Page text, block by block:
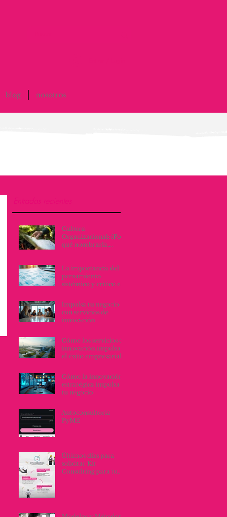
blog nosotros
Cultura
Organizacional: ¿Por
qué nombrarla,
La importancia del
pensamiento
sistémico y crítico en
y servicios
organizacionales
Impulsa tu negocio
con servicios de
innovación
Cómo los servicios de
innovación impulsan
el éxito empresarial
Cómo la innovación
estratégica impulsa
tu negocio
Autoconsultoria
PyME
Últimos días para
solicitar Kit
Consulting para tu